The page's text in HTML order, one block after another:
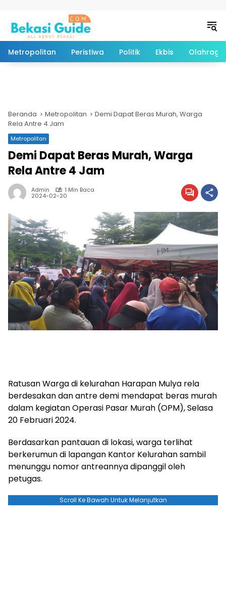
Metropolitan Peristiwa Politik Ekbis Olahraga
Beranda Metropolitan
Demi Dapat Beras Murah, Warga
Rela Antre 4 Jam
Metropolitan
Demi Dapat Beras Murah, Warga
Rela Antre 4 Jam
Admin 1 Min Baca
2024-02-20
Ratusan Warga di kelurahan Harapan Mulya rela
berdesakan dan antre demi mendapat beras murah
dalam kegiatan Operasi Pasar Murah (OPM), Selasa
20 Februari 2024.
Berdasarkan pantauan di lokasi, warga terlihat
berkerumun di lapangan Kantor Kelurahan sambil
menunggu nomor antreannya dipanggil oleh
petugas.
Scroll Ke Bawah Untuk Melanjutkan